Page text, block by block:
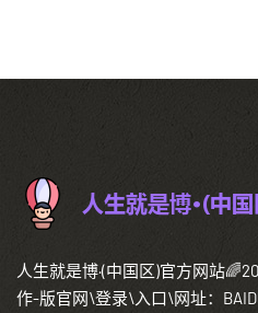
人生就是博·(中国区)官方网站
作-版官网\登录\入口\网址：